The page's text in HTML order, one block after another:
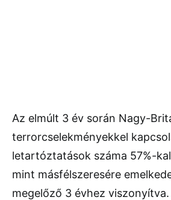
Az elmúlt 3 év során Nagy-
terrorcselekményekkel
letartóztatások száma 57%-
mint másfélszeresére
megelőző 3 évhez